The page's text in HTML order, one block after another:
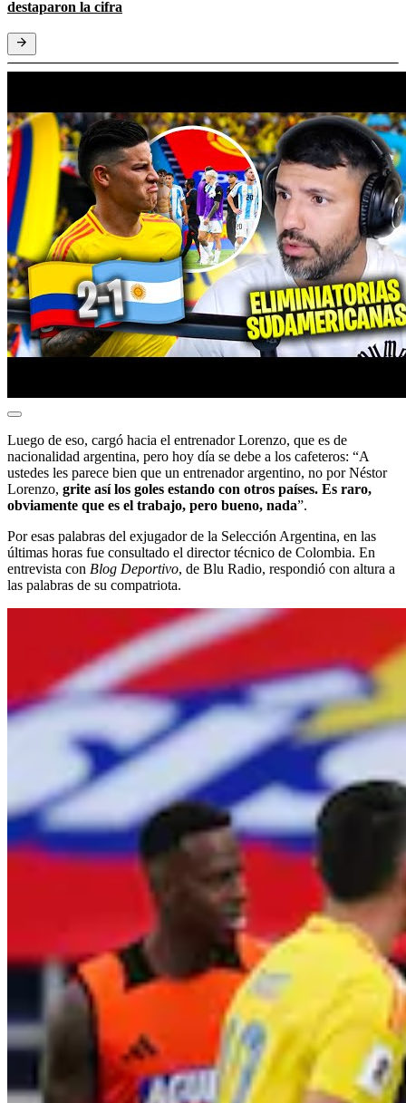
destaparon la cifra
Luego de eso, cargó hacia el entrenador Lorenzo, que es de
nacionalidad argentina, pero hoy día se debe a los cafeteros: “A
ustedes les parece bien que un entrenador argentino, no por Néstor
Lorenzo, grite así los goles estando con otros países. Es raro,
obviamente que es el trabajo, pero bueno, nada”.
Por esas palabras del exjugador de la Selección Argentina, en las
últimas horas fue consultado el director técnico de Colombia. En
entrevista con Blog Deportivo, de Blu Radio, respondió con altura a
las palabras de su compatriota.